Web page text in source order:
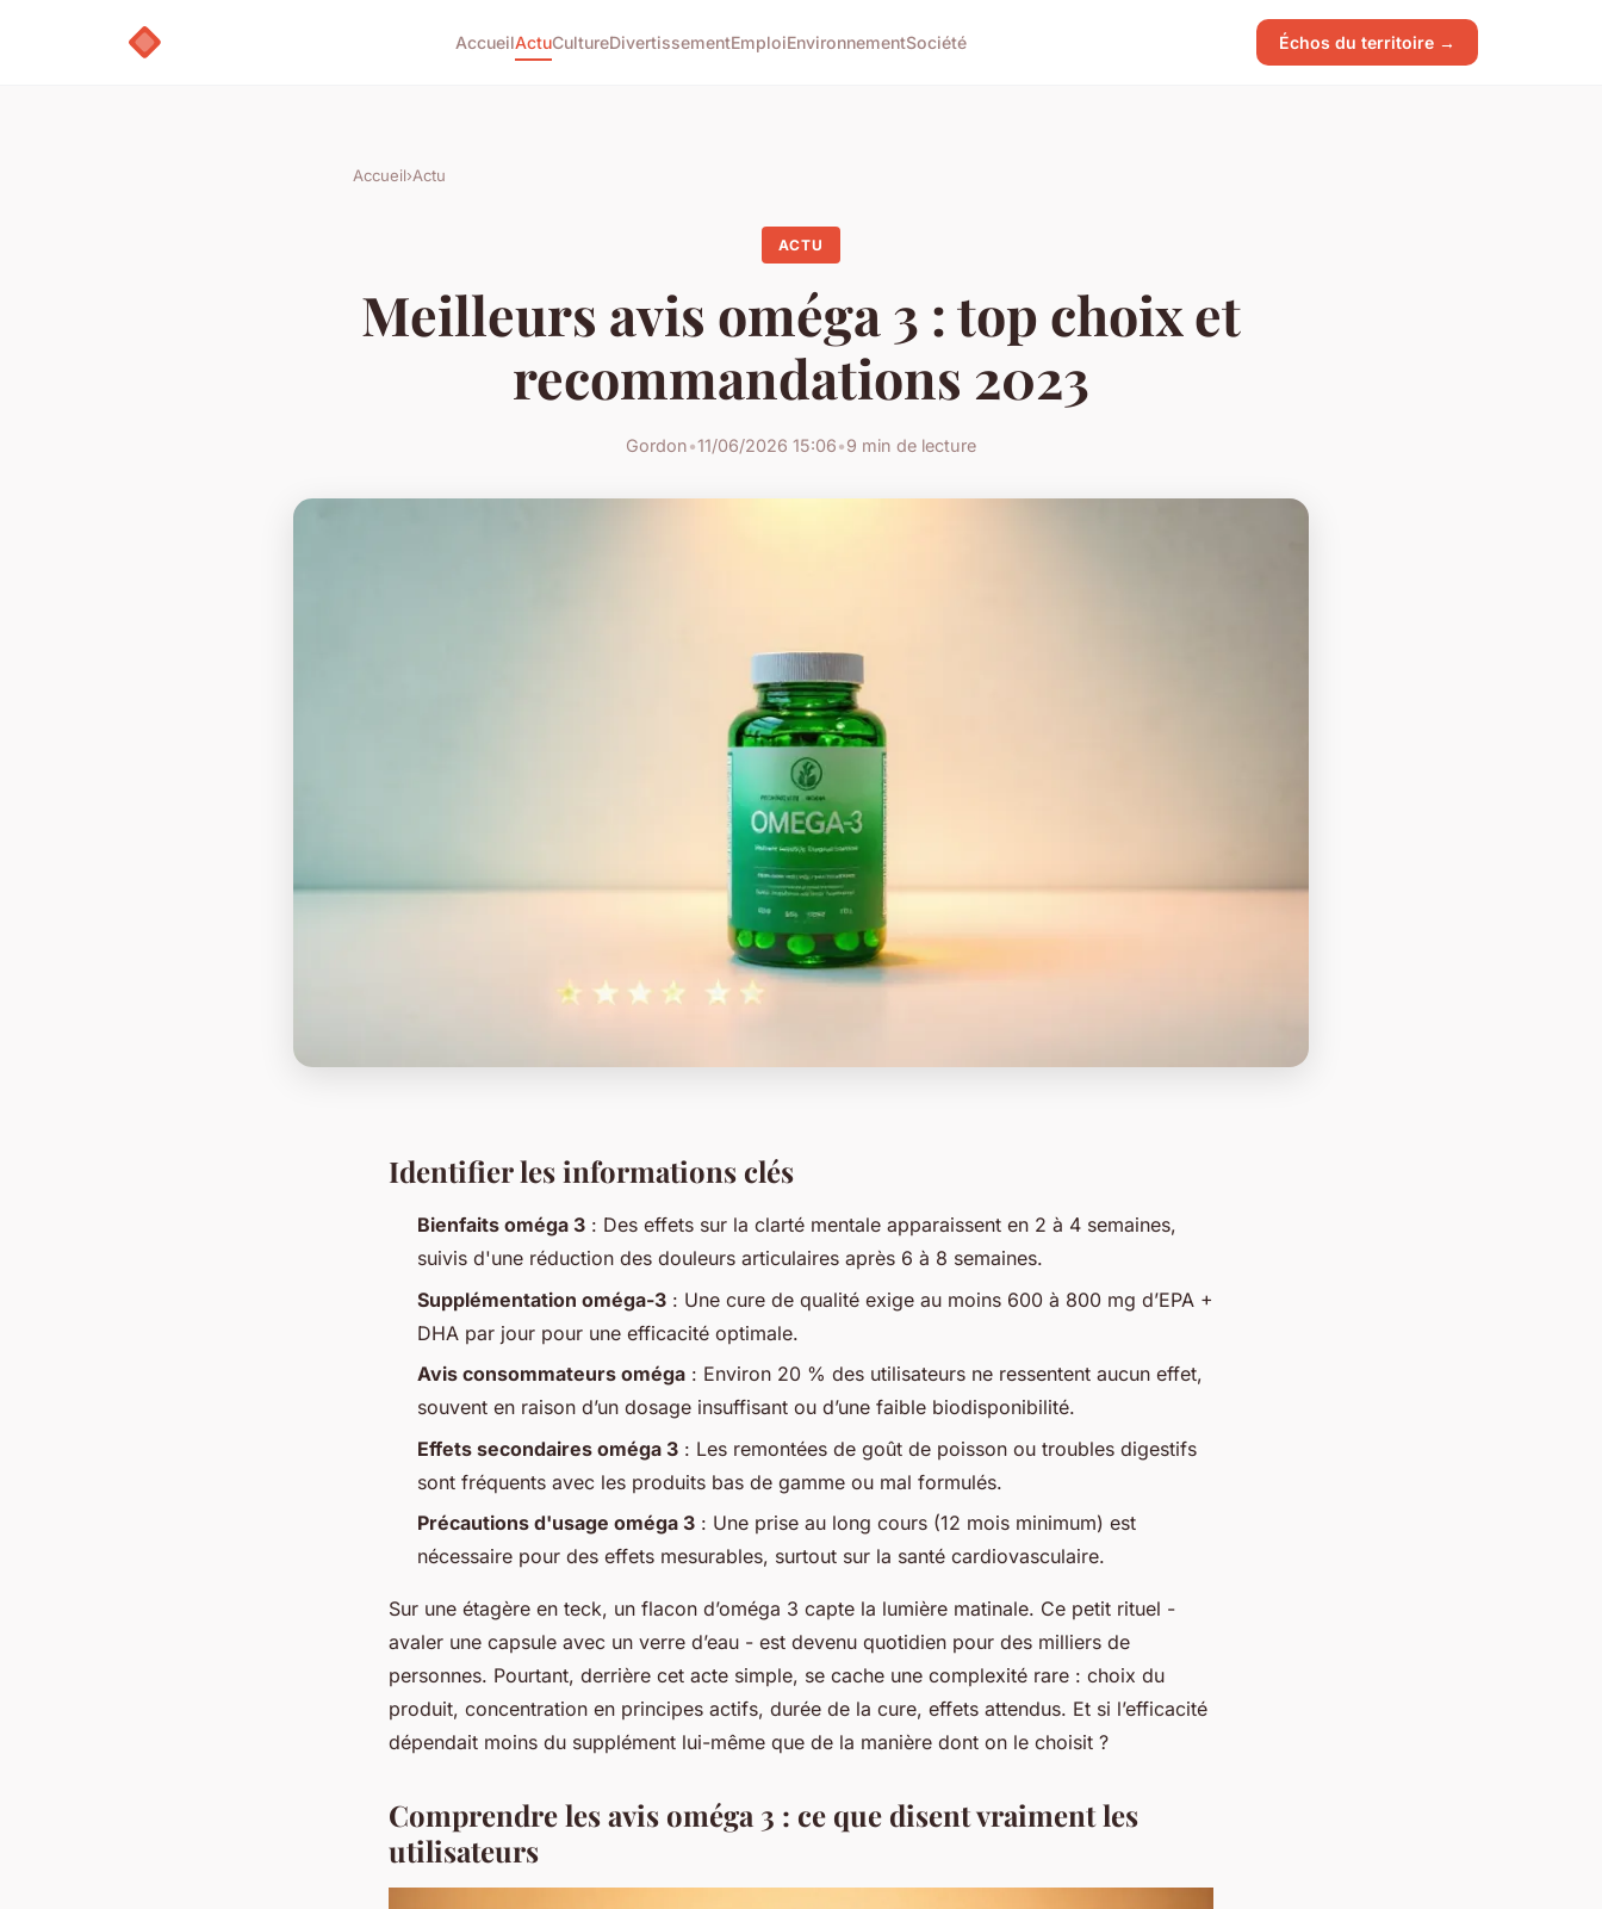
AccueilActuCultureDivertissementEmploiEnvironnementSociété Échos du territoire →
Accueil›Actu
ACTU
Meilleurs avis oméga 3 : top choix et
recommandations 2023
Gordon•11/06/2026 15:06•9 min de lecture
Identifier les informations clés
Bienfaits oméga 3 : Des effets sur la clarté mentale apparaissent en 2 à 4 semaines,
suivis d'une réduction des douleurs articulaires après 6 à 8 semaines.
Supplémentation oméga-3 : Une cure de qualité exige au moins 600 à 800 mg d’EPA +
DHA par jour pour une efficacité optimale.
Avis consommateurs oméga : Environ 20 % des utilisateurs ne ressentent aucun effet,
souvent en raison d’un dosage insuffisant ou d’une faible biodisponibilité.
Effets secondaires oméga 3 : Les remontées de goût de poisson ou troubles digestifs
sont fréquents avec les produits bas de gamme ou mal formulés.
Précautions d'usage oméga 3 : Une prise au long cours (12 mois minimum) est
nécessaire pour des effets mesurables, surtout sur la santé cardiovasculaire.
Sur une étagère en teck, un flacon d’oméga 3 capte la lumière matinale. Ce petit rituel -
avaler une capsule avec un verre d’eau - est devenu quotidien pour des milliers de
personnes. Pourtant, derrière cet acte simple, se cache une complexité rare : choix du
produit, concentration en principes actifs, durée de la cure, effets attendus. Et si l’efficacité
dépendait moins du supplément lui-même que de la manière dont on le choisit ?
Comprendre les avis oméga 3 : ce que disent vraiment les
utilisateurs